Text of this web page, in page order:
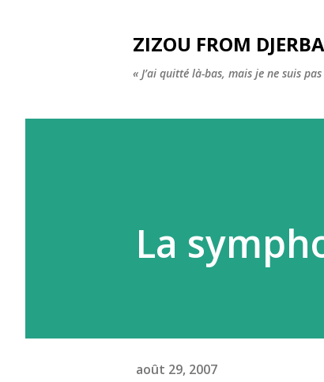
ZIZOU FROM DJERBA
« J’ai quitté là-bas, mais je ne suis
La
août 29, 2007